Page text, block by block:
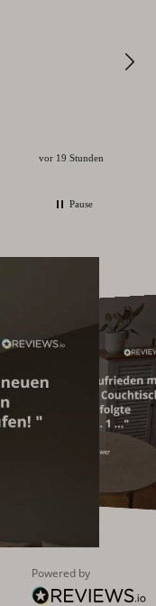
vor 19 Stunden
Pause
Powered by